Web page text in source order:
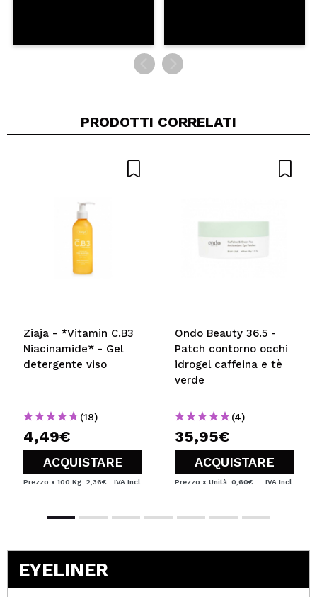
PRODOTTI CORRELATI
Ziaja - *Vitamin C.B3
Niacinamide* - Gel
detergente viso
(18)
4,49€
ACQUISTARE
Prezzo x 100 Kg: 2,36€ IVA Incl.
Ondo Beauty 36.5 -
Patch contorno occhi
idrogel caffeina e tè
verde
(4)
35,95€
ACQUISTARE
Prezzo x Unità: 0,60€ IVA Incl.
EYELINER